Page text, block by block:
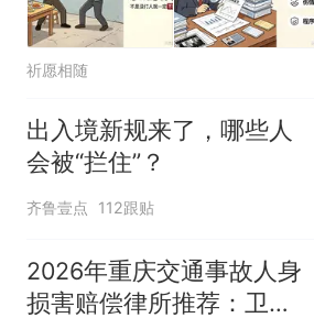
祈愿相随
出入境新规来了，哪些人
会被“拦住”？
齐鲁壹点 112跟贴
2026年重庆交通事故人身
损害赔偿律所推荐：卫君